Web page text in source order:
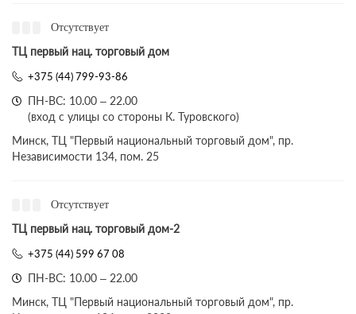
Отсутствует
ТЦ первый нац. торговый дом
+375 (44) 799-93-86
ПН-ВС: 10.00 – 22.00
(вход с улицы со стороны К. Туровского)
Минск, ТЦ "Первый национальный торговый дом", пр.
Независимости 134, пом. 25
Отсутствует
ТЦ первый нац. торговый дом-2
+375 (44) 599 67 08
ПН-ВС: 10.00 – 22.00
Минск, ТЦ "Первый национальный торговый дом", пр.